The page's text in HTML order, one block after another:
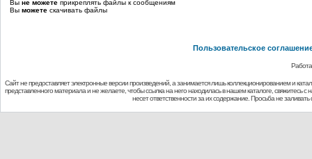
Вы не можете прикреплять файлы к сообщениям
Вы можете скачивать файлы
Пользовательское
Сайт не предоставляет электронные версии произведений, а занимается лишь коллекционированием и
представленного материала и не желаете, чтобы ссылка на него находилась в нашем каталоге,
несет ответственности за их содержание. Просьба не